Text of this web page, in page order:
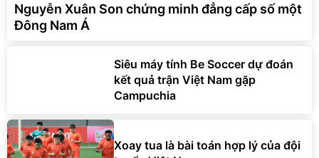
Nguyễn Xuân Son chứng minh đẳng cấp số một
Đông Nam Á
Siêu máy tính Be Soccer dự đoán
kết quả trận Việt Nam gặp
Campuchia
Xoay tua là bài toán hợp lý của đội